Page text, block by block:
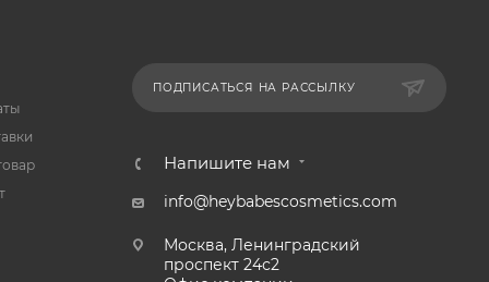
ПОДПИСАТЬСЯ НА РАССЫЛКУ
Напишите нам
info@heybabescosmetics.com
Москва, Ленинградский
проспект 24с2